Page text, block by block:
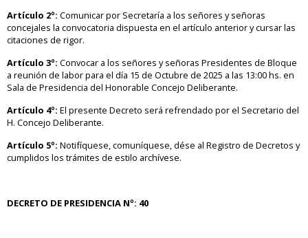
Artículo 2º: Comunicar por Secretaría a los señores y señoras
concejales la convocatoria dispuesta en el artículo anterior y cursar las
citaciones de rigor.
Artículo 3º: Convocar a los señores y señoras Presidentes de Bloque
a reunión de labor para el día 15 de Octubre de 2025 a las 13:00 hs. en
Sala de Presidencia del Honorable Concejo Deliberante.
Artículo 4º: El presente Decreto será refrendado por el Secretario del
H. Concejo Deliberante.
Artículo 5º: Notifíquese, comuníquese, dése al Registro de Decretos y
cumplidos los trámites de estilo archívese.
DECRETO DE PRESIDENCIA Nº: 40